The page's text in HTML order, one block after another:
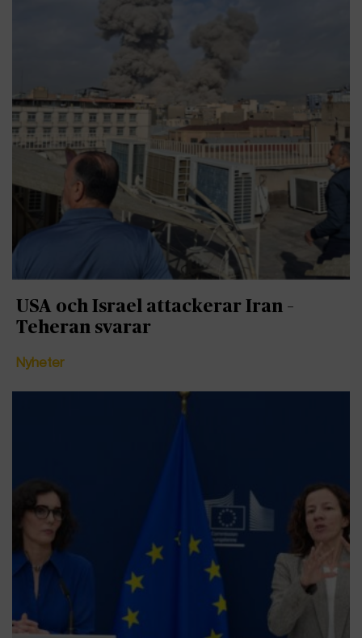
USA och Israel attackerar Iran –
Teheran svarar
Nyheter